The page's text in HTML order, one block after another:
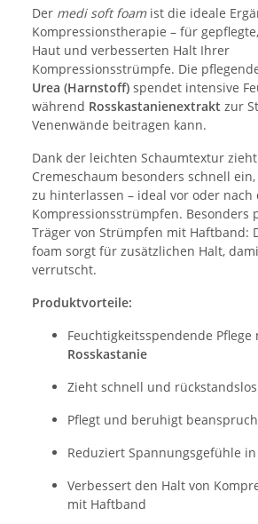
Der medi soft foamist die ideale
Kompressionstherapie – für
Haut und verbesserten Halt Ihrer
Kompressionsstrümpfe. Die
Urea (Harnstoff) spendet intensive
während Rosskastanienextrakt zur
Venenwände beitragen kann.
Dank der leichten Schaumtextur
Cremeschaum besonders schnell
zu hinterlassen – ideal vor oder nach
Kompressionsstrümpfen. Besonders
Träger von Strümpfen mit Haftband:
foam sorgt für zusätzlichen Halt,
verrutscht.
Produktvorteile:
Feuchtigkeitsspendende Pflege
Rosskastanie
Zieht schnell und
Pflegt und beruhigt
Reduziert Spannungsgefühle
Verbessert den Halt von
mit Haftband